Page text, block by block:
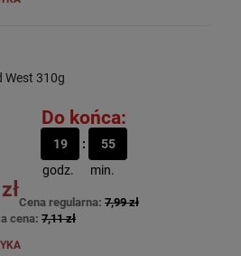
West 310g
Do końca:
19
godz.
55
min.
Cena regularna: 7,99 zł
cena: 7,11 zł